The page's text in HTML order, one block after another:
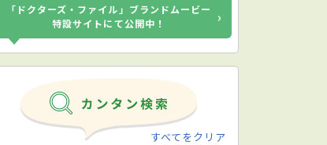
「ドクターズ・ファイル」ブランドムービー
特設サイトにて公開中！
›
すべてをクリア